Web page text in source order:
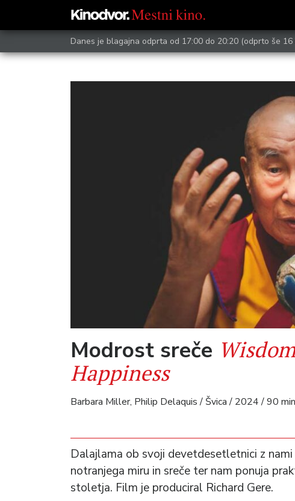
Danes je blagajna odprta od 17:00 do 20:20 (odprto še
Modrost sreče
Happiness
Barbara Miller, Philip Delaquis / Švica / 2024 / 90
Dalajlama ob svoji devetdesetletnici z
notranjega miru in sreče ter nam ponuja
stoletja. Film je produciral Richard Gere.